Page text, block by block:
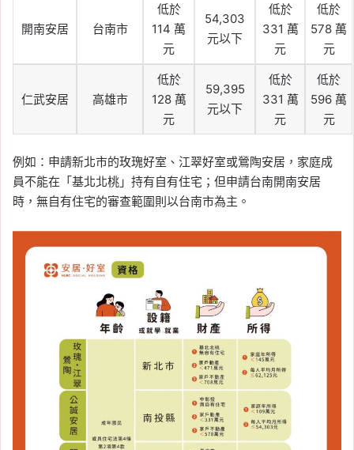
開南安居 台南市
低於
114 萬
元
54,303
元以下
低於
331 萬
元
低於
578 萬
元
仁武安居 高雄市
低於
128 萬
元
59,395
元以下
低於
331 萬
元
低於
596 萬
元
例如：申請新北市的玫瑰好室、江翠好室或鶯陶安居，家庭成
員不能在「基北北桃」持有自有住宅；但申請台南開南安居
時，無自有住宅的審查範圍則以台南市為主。